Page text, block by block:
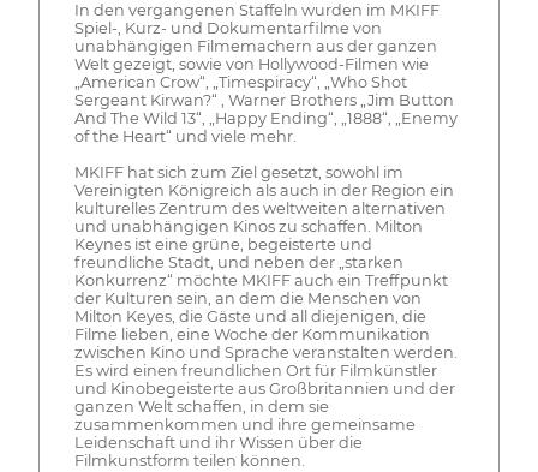
In den vergangenen Staffeln wurden im MKIFF
Spiel-, Kurz- und Dokumentarfilme von
unabhängigen Filmemachern aus der ganzen
Welt gezeigt, sowie von Hollywood-Filmen wie
„American Crow“, „Timespiracy“, „Who Shot
Sergeant Kirwan?“ , Warner Brothers „Jim Button
And The Wild 13“, „Happy Ending“, „1888“, „Enemy
of the Heart“ und viele mehr.
MKIFF hat sich zum Ziel gesetzt, sowohl im
Vereinigten Königreich als auch in der Region ein
kulturelles Zentrum des weltweiten alternativen
und unabhängigen Kinos zu schaffen. Milton
Keynes ist eine grüne, begeisterte und
freundliche Stadt, und neben der „starken
Konkurrenz“ möchte MKIFF auch ein Treffpunkt
der Kulturen sein, an dem die Menschen von
Milton Keyes, die Gäste und all diejenigen, die
Filme lieben, eine Woche der Kommunikation
zwischen Kino und Sprache veranstalten werden.
Es wird einen freundlichen Ort für Filmkünstler
und Kinobegeisterte aus Großbritannien und der
ganzen Welt schaffen, in dem sie
zusammenkommen und ihre gemeinsame
Leidenschaft und ihr Wissen über die
Filmkunstform teilen können.